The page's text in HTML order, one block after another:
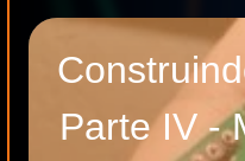
Parte IV -